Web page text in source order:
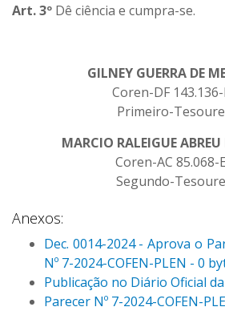
Art. 3º Dê ciência e cumpra-se.
GILNEY GUERRA DE
Coren-DF 143.136-
Primeiro-
MARCIO RALEIGUE
Coren-AC 85.068-
Segundo-
Anexos:
Dec. 0014-2024 - Aprova o
Nº 7-2024-COFEN-PLEN - 0
Publicação no Diário Oficial
Parecer Nº 7-2024-COFEN-